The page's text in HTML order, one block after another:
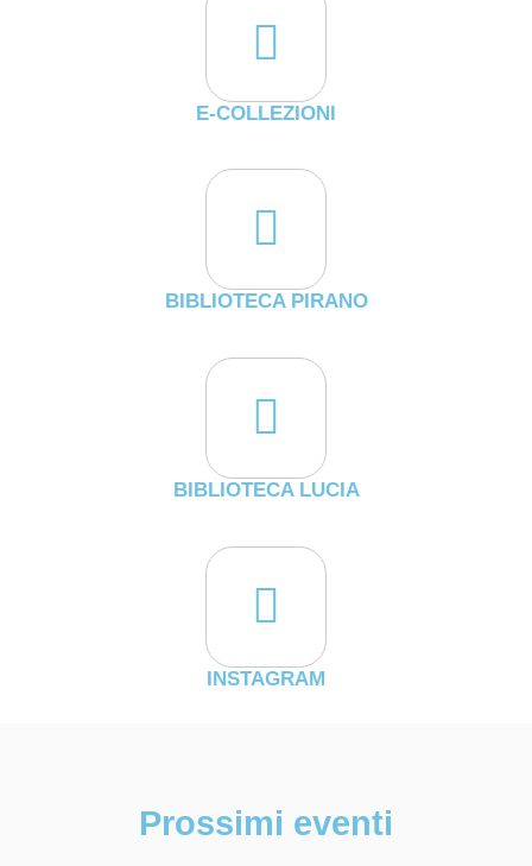
E-COLLEZIONI
BIBLIOTECA PIRANO
BIBLIOTECA LUCIA
INSTAGRAM
Prossimi eventi